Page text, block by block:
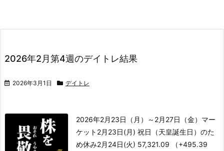
2026年2月第4週のデイトレ結果
2026年3月1日 デイトレ
2026年2月23日（月）～2月27日（金） マー
ケット 2月23日(月) 祝日（天皇誕生日）のた
め休み2月24日(火) 57,321.09 （+495.39